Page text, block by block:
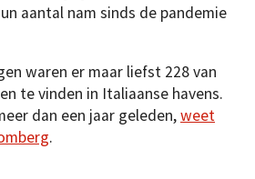
aantal nam sinds de pandemie
waren er maar liefst 228 van
te vinden in Italiaanse havens.
dan een jaar geleden,weet
.